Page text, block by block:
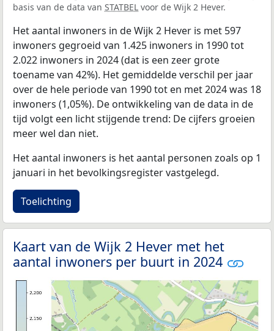
basis van de data van STATBEL voor de Wijk 2 Hever.
Het aantal inwoners in de Wijk 2 Hever is met 597
inwoners gegroeid van 1.425 inwoners in 1990 tot
2.022 inwoners in 2024 (dat is een zeer grote
toename van 42%). Het gemiddelde verschil per jaar
over de hele periode van 1990 tot en met 2024 was 18
inwoners (1,05%). De ontwikkeling van de data in de
tijd volgt een licht stijgende trend: De cijfers groeien
meer wel dan niet.
Het aantal inwoners is het aantal personen zoals op 1
januari in het bevolkingsregister vastgelegd.
Toelichting
Kaart van de Wijk 2 Hever met het
aantal inwoners per buurt in 2024